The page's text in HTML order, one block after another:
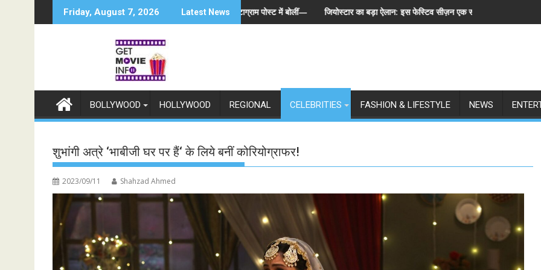
to
Friday, August 7, 2026 Latest News
के समर्थन में उतरीं एक्ट्रेस खुशी भारद्वाज, इंस्टाग्राम पोस्ट में बोलीं— "स्टूडेंट्स पहले, हमेशा"जियोस्टार का बड़ा ऐलान: इस फेस्टिव सीज़न एक साथ लॉन्च होंगे बिग बॉस के 6 संस्करण, पेश हुई
स्पेन ने अर्जेंटीना को
BOLLYWOOD HOLLYWOOD REGIONAL CELEBRITIES FASHION & LIFESTYLE NEWS
शुभांगी अत्रे ‘भाबीजी घर पर हैं‘ के लिये बनीं कोरियोग्राफर!
2023/09/11 Shahzad Ahmed